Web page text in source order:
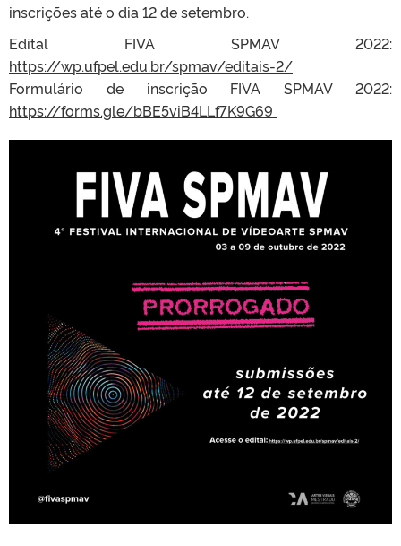
inscrições até o dia 12 de setembro.
Edital FIVA SPMAV 2022:
https://wp.ufpel.edu.br/spmav/editais-2/
Formulário de inscrição FIVA SPMAV 2022:
https://forms.gle/bBE5viB4LLf7K9G69